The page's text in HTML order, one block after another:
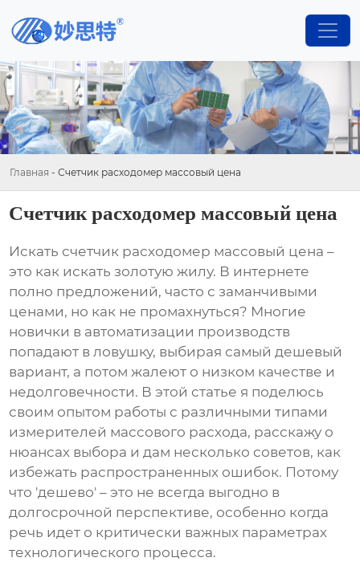
Главная - Счетчик расходомер массовый цена
Счетчик расходомер массовый цена
Искать счетчик расходомер массовый цена –
это как искать золотую жилу. В интернете
полно предложений, часто с заманчивыми
ценами, но как не промахнуться? Многие
новички в автоматизации производств
попадают в ловушку, выбирая самый дешевый
вариант, а потом жалеют о низком качестве и
недолговечности. В этой статье я поделюсь
своим опытом работы с различными типами
измерителей массового расхода, расскажу о
нюансах выбора и дам несколько советов, как
избежать распространенных ошибок. Потому
что 'дешево' – это не всегда выгодно в
долгосрочной перспективе, особенно когда
речь идет о критически важных параметрах
технологического процесса.